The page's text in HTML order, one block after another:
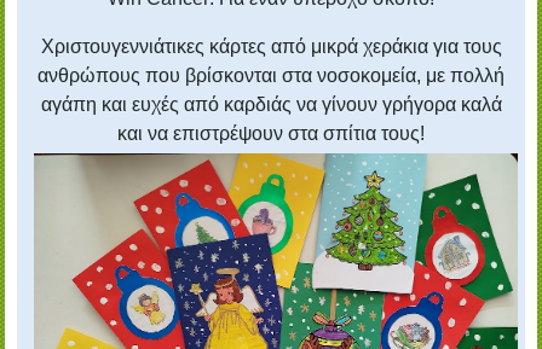
Χριστουγεννιάτικες κάρτες από μικρά χεράκια για τους
ανθρώπους που βρίσκονται στα νοσοκομεία, με πολλή
αγάπη και ευχές από καρδιάς να γίνουν γρήγορα καλά
και να επιστρέψουν στα σπίτια τους!